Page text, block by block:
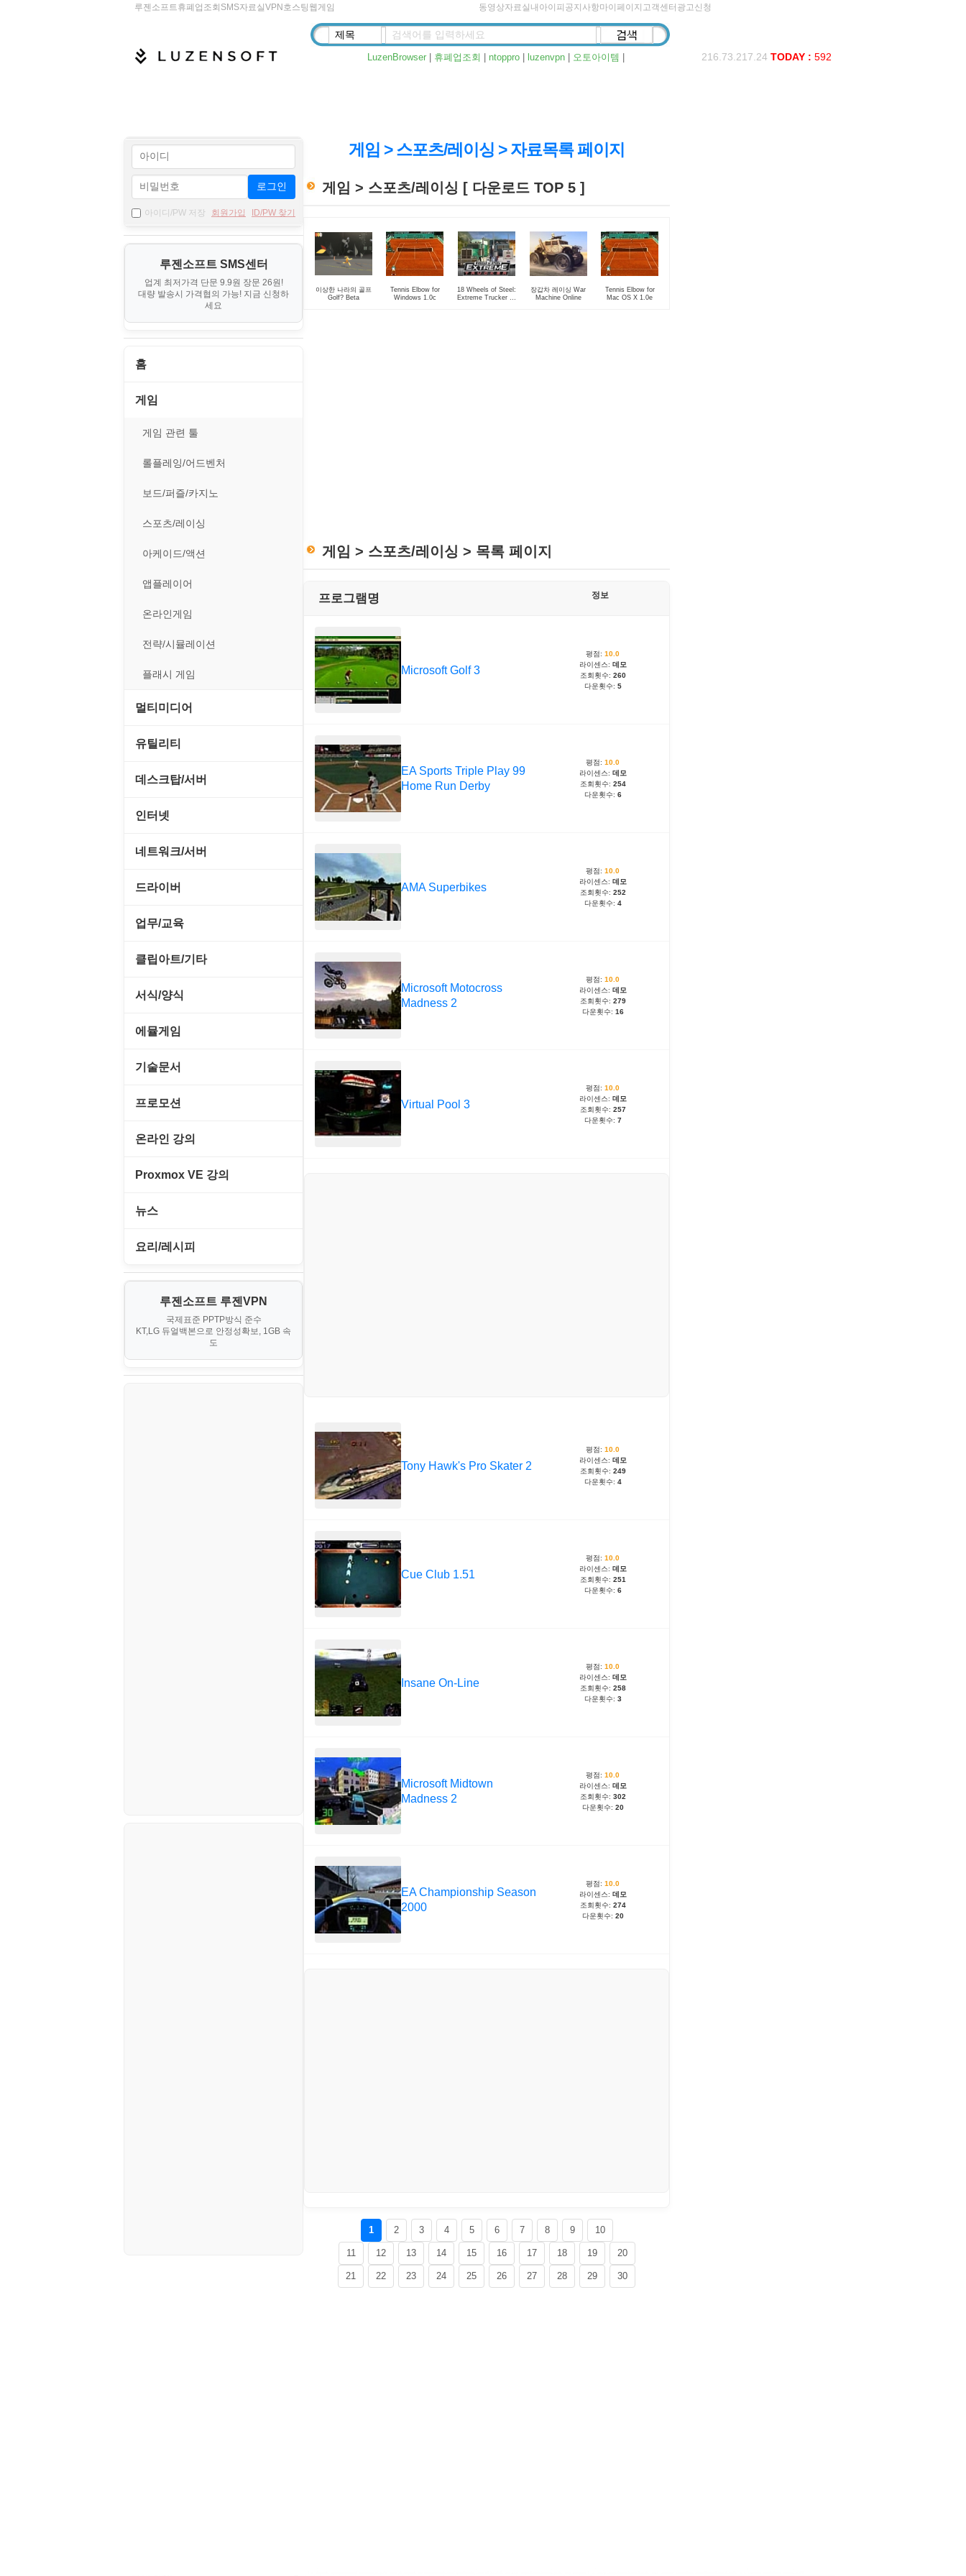
루젠소프트휴폐업조회 SMS자료실 VPN 호스팅 웹게임 동영상자료실 내아이피 공지사항마이페이지 고객센터 광고신청
LuzenBrowser| 휴폐업조회 ntoppro| luzenvpn| 오토아이템 216.73.217.24 TODAY : 592
로그인
아이디/PW 저장 회원가입 ID/PW 찾기
루젠소프트 SMS센터
업계 최저가격 단문 9.9원 장문 26원!
대량 발송시 가격협의 가능! 지금 신청하
세요
홈
게임
게임 관련 툴
롤플레잉/어드벤처
보드/퍼즐/카지노
스포츠/레이싱
아케이드/액션
앱플레이어
온라인게임
전략/시뮬레이션
플래시 게임
멀티미디어
CD/DVD 재생기
비디오 재생기
사운드 에디터
사운드 재생기
이미지 뷰어
유틸리티
CD/CDR/DVD
바이러스 백신
압축파일 관리
파일/디스크
하드웨어 관련
데스크탑/서버
Prometheus
실행기/툴바
운영체제 ISO/Image
커서/아이콘 툴
폰트관리/인쇄
인터넷
FTP/텔넷/통신
사이트 저작도구
원격도구
웹 브라우저
웹 유틸리티
네트워크/서버
FTP 서버
백오피스/.NET
웹 서버
드라이버
SCSI/IDE/USB
비디오/모니터
사운드카드
입력장치
저장장치
업무/교육
MS 오피스 관련
판매/재고/회계
프로그래밍 관련
클립아트/기타
동영상 클립
서식/양식
경찰청-감사
경찰청-범죄예방
경찰청-수사
경찰청-외국어번역본
경찰청-외사
계약서
등기소
이력서
에뮬게임
Emulator(게임실행기)
오락실게임
휴대용게임
기술문서
C#, .NET, Visual Studio
JavaScript
MacOS/맥북
MCP
MS SQL Server
프로모션
고정아이피.net
엔탑프로(NTOPPRO)
휴폐업조회
온라인 강의
PHP - 고급
부동산
Proxmox VE 강의
I. Proxmox VE 기본 환경 구축
IV. 클러스터 및 고가용성 (HA)
V. 고급 기능 및 CLI 활용
VI. 장애 조치 (Failover) 심화 시
뉴스
IT/보안
게임
경제
부동산
요리/레시피
노하우
소스/양념장
루젠소프트 루젠VPN
국제표준 PPTP방식 준수
KT,LG 듀얼백본으로 안정성확보, 1GB 속
도
게임 > 스포츠/레이싱 > 자료목록 페이지
게임 > 스포츠/레이싱 [ 다운로드 TOP 5 ]
이상한 나라의 골프
Golf? Beta
Tennis Elbow for
Windows 1.0c
18 Wheels of Steel:
Extreme Trucker 데
장갑차 레이싱 War
Machine Online
Tennis Elbow for
Mac OS X 1.0e
게임 > 스포츠/레이싱 > 목록 페이지
프로그램명 정보
Microsoft Golf 3
평점:10.0
라이센스: 데모
조회횟수: 260
다운횟수: 5
EA Sports Triple Play 99
Home Run Derby
평점:10.0
라이센스: 데모
조회횟수: 254
다운횟수: 6
AMA Superbikes
평점:10.0
라이센스: 데모
조회횟수: 252
다운횟수: 4
Microsoft Motocross
Madness 2
평점:10.0
라이센스: 데모
조회횟수: 279
다운횟수: 16
Virtual Pool 3
평점:10.0
라이센스: 데모
조회횟수: 257
다운횟수: 7
Tony Hawk's Pro Skater 2
평점:10.0
라이센스: 데모
조회횟수: 249
다운횟수: 4
Cue Club 1.51
평점:10.0
라이센스: 데모
조회횟수: 251
다운횟수: 6
Insane On-Line
평점:10.0
라이센스: 데모
조회횟수: 258
다운횟수: 3
Microsoft Midtown
Madness 2
평점:10.0
라이센스: 데모
조회횟수: 302
다운횟수: 20
EA Championship Season
2000
평점:10.0
라이센스: 데모
조회횟수: 274
다운횟수: 20
1 2 3 4 5 6 7 8 9 10
11 12 13 14 15 16 17 18 19 20
21 22 23 24 25 26 27 28 29 30